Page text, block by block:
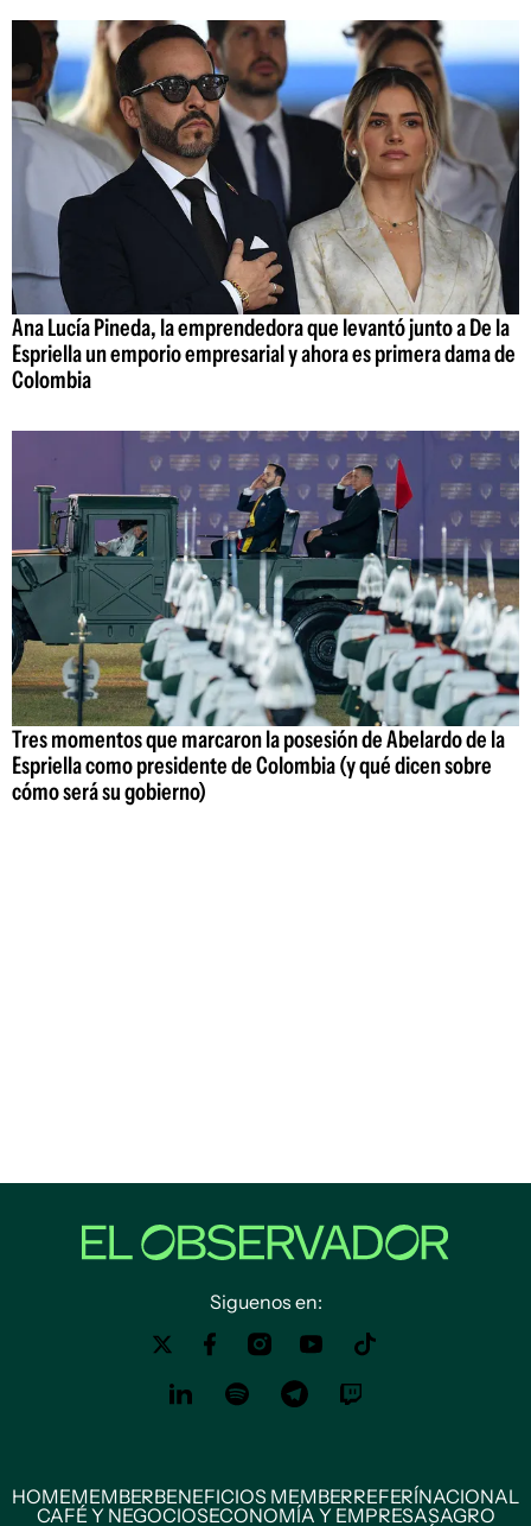
Ana Lucía Pineda, la emprendedora que levantó junto a De la
Espriella un emporio empresarial y ahora es primera dama de
Colombia
Tres momentos que marcaron la posesión de Abelardo de la
Espriella como presidente de Colombia (y qué dicen sobre
cómo será su gobierno)
Siguenos en:
HOMEMEMBERBENEFICIOS MEMBERREFERÍNACIONAL
CAFÉ Y NEGOCIOSECONOMÍA Y EMPRESASAGRO